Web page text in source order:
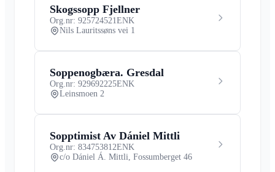
Skogssopp Fjellner
Org.nr: 925724521 ENK
Nils Lauritssøns vei 1
Soppenogbæra. Gresdal
Org.nr: 929692225ENK
Leinsmoen 2
Sopptimist Av Dániel Mittli
Org.nr: 834753812ENK
c/o Dániel Á. Mittli, Fossumberget 46